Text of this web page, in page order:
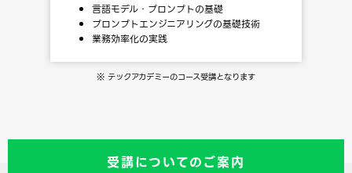
言語モデル・プロンプトの基礎
プロンプトエンジニアリングの基礎技術
業務効率化の実践
※ テックアカデミーのコース受講となります
受講についてのご案内